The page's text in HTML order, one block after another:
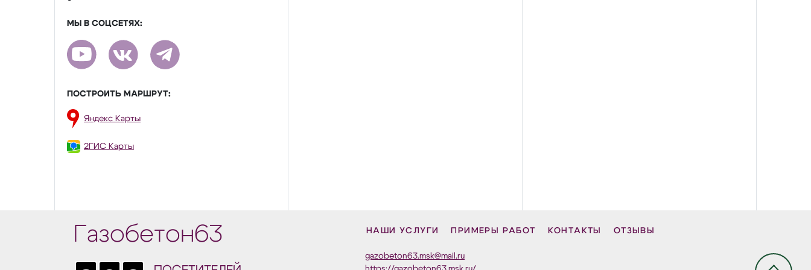
МЫ В СОЦСЕТЯХ:
ПОСТРОИТЬ МАРШРУТ:
Яндекс Карты
2ГИС Карты
Газобетон63 НАШИ УСЛУГИ ПРИМЕРЫ РАБОТ КОНТАКТЫ ОТЗЫВЫ
gazobeton63.msk@mail.ru